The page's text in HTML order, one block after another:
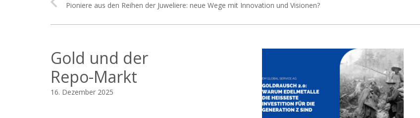
Pioniere aus den Reihen der Juweliere: neue Wege mit Innovation und Visionen?
Gold und der
Repo-Markt
16. Dezember 2025